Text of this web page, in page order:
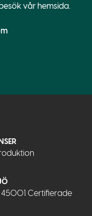
vår hemsida.
45001 Certifierade